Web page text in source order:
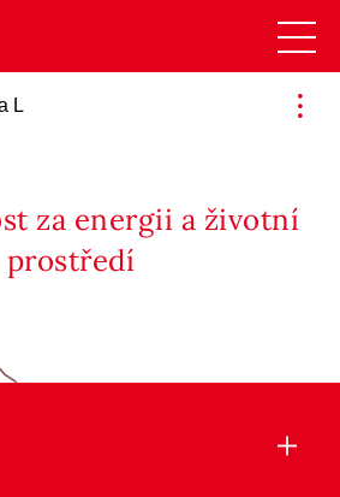
L
za energii a životní
prostředí